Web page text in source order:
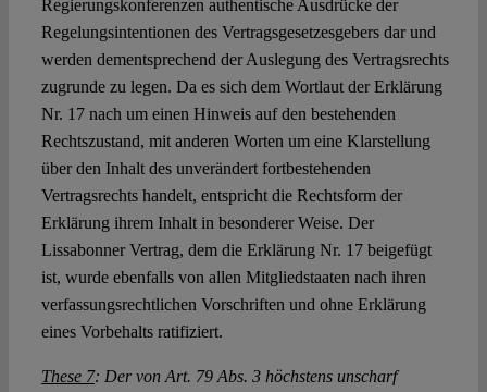
Regierungskonferenzen authentische Ausdrücke der
Regelungsintentionen des Vertragsgesetzesgebers dar und
werden dementsprechend der Auslegung des Vertragsrechts
zugrunde zu legen. Da es sich dem Wortlaut der Erklärung
Nr. 17 nach um einen Hinweis auf den bestehenden
Rechtszustand, mit anderen Worten um eine Klarstellung
über den Inhalt des unverändert fortbestehenden
Vertragsrechts handelt, entspricht die Rechtsform der
Erklärung ihrem Inhalt in besonderer Weise. Der
Lissabonner Vertrag, dem die Erklärung Nr. 17 beigefügt
ist, wurde ebenfalls von allen Mitgliedstaaten nach ihren
verfassungsrechtlichen Vorschriften und ohne Erklärung
eines Vorbehalts ratifiziert.
These 7: Der von Art. 79 Abs. 3 höchstens unscharf